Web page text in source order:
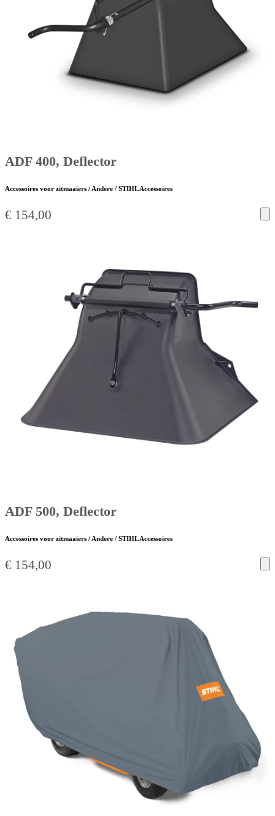
ADF 400, Deflector
Accessoires voor zitmaaiers / Andere / STIHL Accessoires
€ 154,00
ADF 500, Deflector
Accessoires voor zitmaaiers / Andere / STIHL Accessoires
€ 154,00